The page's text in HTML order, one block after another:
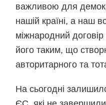
важливою для
нашій країні, а наш
міжнародний
його таким, що
авторитарного та
На сьогодні